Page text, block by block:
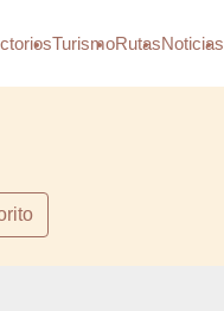
TurismoRutasNoticias